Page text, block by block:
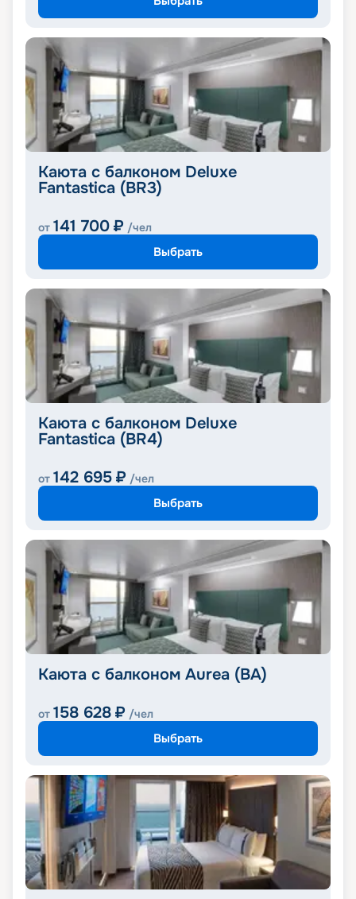
Каюта с балконом Deluxe
Fantastica (BR3)
от 141 700 ₽ /чел
Выбрать
Каюта с балконом Deluxe
Fantastica (BR4)
от 142 695 ₽ /чел
Выбрать
Каюта с балконом Aurea (BA)
от 158 628 ₽ /чел
Выбрать